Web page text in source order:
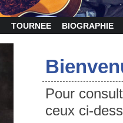
TOURNEE BIOGRAPHIE
Pour
ceux ci-